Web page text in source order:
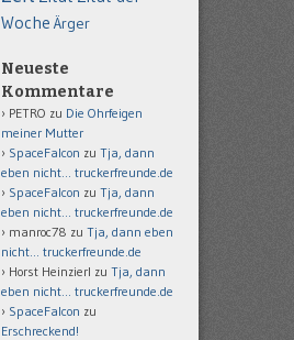
Woche Ärger
Neueste
Kommentare
PETRO zu Die Ohrfeigen
meiner Mutter
SpaceFalcon zu Tja, dann
eben nicht… truckerfreunde.de
SpaceFalcon zu Tja, dann
eben nicht… truckerfreunde.de
manroc78 zu Tja, dann eben
nicht… truckerfreunde.de
Horst Heinzierl zu Tja, dann
eben nicht… truckerfreunde.de
SpaceFalcon zu
Erschreckend!